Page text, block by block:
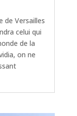
de Versailles
celui qui
de la
on ne